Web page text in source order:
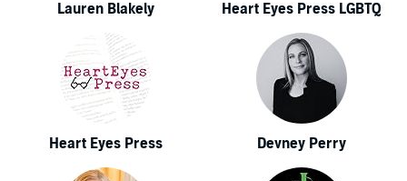
Lauren Blakely Heart Eyes Press LGBTQ
Heart Eyes Press Devney Perry